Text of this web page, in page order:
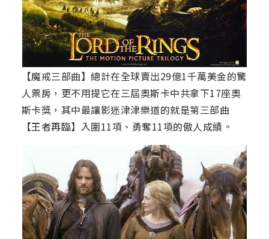
【魔戒三部曲】總計在全球賣出29億1千萬美金的驚
人票房，更不用提它在三屆奧斯卡中共拿下17座奧
斯卡獎，其中最讓影迷津津樂道的就是第三部曲
【王者再臨】入圍11項、勇奪11項的傲人成績。